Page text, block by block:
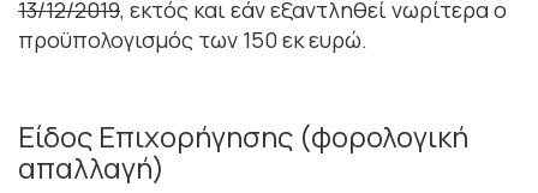
13/12/2019, εκτός και εάν εξαντληθεί νωρίτερα ο
προϋπολογισμός των 150 εκ ευρώ.
Είδος Επιχορήγησης (φορολογική
απαλλαγή)